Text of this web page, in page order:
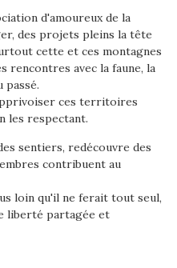
d'amoureux de la
des projets pleins la tête
cette et ces montagnes
rencontres avec la faune, la
passé.
ces territoires
les respectant.
sentiers, redécouvre des
contribuent au
loin qu'il ne ferait tout seul,
liberté partagée et